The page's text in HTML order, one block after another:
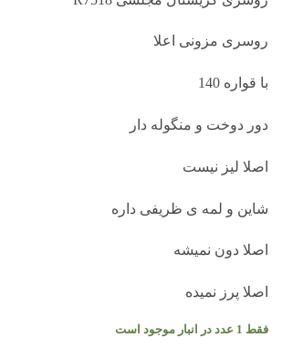
روسری مزونی اعلا
با قواره 140
دور دوخت و منگوله دار
اصلا لیز نیست
شاین و لمه ی ظریفی داره
اصلا دون نمیشه
اصلا پرز نمیده
فقط 1 عدد در انبار موجود است